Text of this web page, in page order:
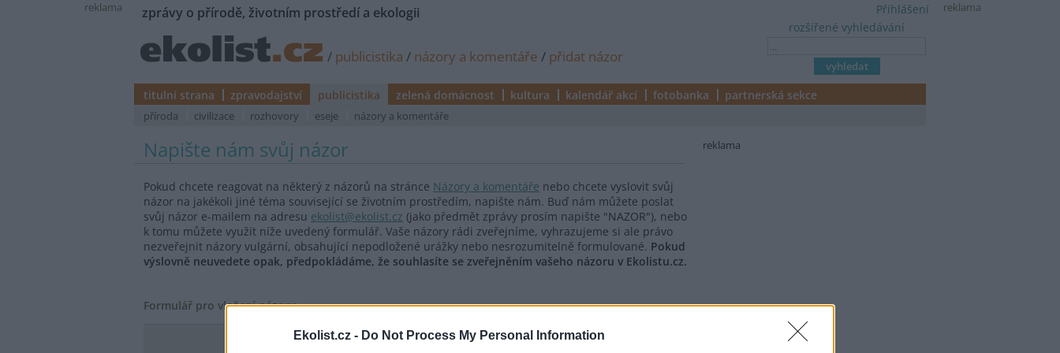
Ekolist.cz - Do Not Process My Personal Information
reklama
reklama zprávy o přírodě, životním prostředí a ekologii
/ publicistika / názory a komentáře / přidat názor
rozšířené vyhledávání
Přihlášení
titulní strana zpravodajství publicistika zelená domácnost kultura kalendář akcí fotobanka partnerská sekce
příroda civilizace rozhovory eseje názory a komentáře
Napište nám svůj názor
Pokud chcete reagovat na některý z názorů na stránce Názory a komentáře nebo chcete vyslovit svůj
názor na jakékoli jiné téma související se životním prostředím, napište nám. Buď nám můžete poslat
svůj názor e-mailem na adresu ekolist@ekolist.cz (jako předmět zprávy prosím napište "NAZOR"), nebo
k tomu můžete využít níže uvedený formulář. Vaše názory rádi zveřejníme, vyhrazujeme si ale právo
nezveřejnit názory vulgární, obsahující nepodložené urážky nebo nesrozumitelně formulované. Pokud
výslovně neuvedete opak, předpokládáme, že souhlasíte se zveřejněním vašeho názoru v Ekolistu.cz.
Formulář pro vložení názoru
reklama